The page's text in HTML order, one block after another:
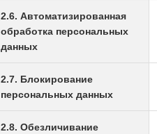
2.6. Автоматизированная
обработка персональных
данных
2.7. Блокирование
персональных данных
2.8. Обезличивание